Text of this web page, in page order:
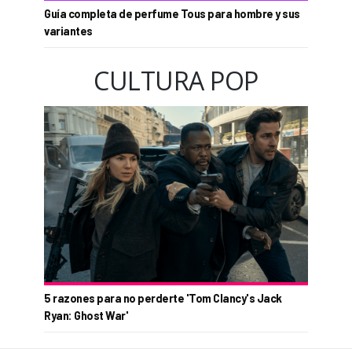
Guía completa de perfume Tous para hombre y sus
variantes
CULTURA POP
5 razones para no perderte 'Tom Clancy's Jack
Ryan: Ghost War'